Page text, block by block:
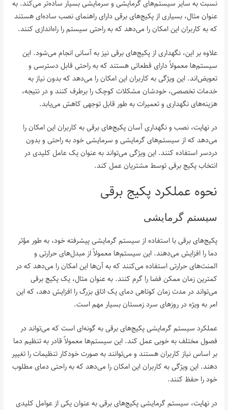
نسبت به سایر سیستم‌های گرمایشی و سرمایشی بسیار ساده‌تر می‌کند. به
عنوان مثال، بسیاری از پکیج‌های برقی دارای راهنمای نصب ساده‌ای هستند
که به کاربران این امکان را می‌دهد که به راحتی سیستم را راه‌اندازی کنند.
علاوه بر این، نگهداری از پکیج‌های برقی نیز به آسانی انجام می‌شود. این
سیستم‌ها معمولاً دارای قطعاتی هستند که به راحتی قابل دسترسی و
تعویض‌اند. این ویژگی به کاربران این امکان را می‌دهد که بدون نیاز به
خدمات تخصصی، خودشان مشکلات کوچک را برطرف کنند و در نتیجه،
هزینه‌های نگهداری و تعمیرات به طور قابل توجهی کاهش می‌یابد.
در نهایت، نصب و نگهداری آسان پکیج‌های برقی به کاربران این امکان را
می‌دهد که از سیستم‌های گرمایشی و سرمایشی خود به راحتی و بدون
دردسر استفاده کنند. این ویژگی می‌تواند به عنوان یک عامل کلیدی در
انتخاب پکیج برقی توسط مشتریان عمل کند.
نحوه عملکرد پکیج برقی
سیستم گرمایشی
پکیج‌های برقی با استفاده از سیستم گرمایشی پیشرفته خود، به طور مؤثر
دما را افزایش می‌دهند. این سیستم‌ها معمولاً از مبدل‌های حرارتی و
المنت‌های حرارتی استفاده می‌کنند که به آن‌ها این امکان را می‌دهد که در
کمترین زمان ممکن فضا را گرم کنند. به عنوان مثال، یک پکیج برقی
می‌تواند در مدت زمان کوتاهی دمای یک اتاق بزرگ را افزایش دهد، که این
امر به ویژه در روزهای سرد زمستان بسیار مهم است.
عملکرد سیستم گرمایشی پکیج‌های برقی به گونه‌ای است که می‌تواند در
فصول مختلف به خوبی عمل کند. این سیستم‌ها معمولاً قادر به تنظیم دما
بر اساس نیاز کاربران هستند و می‌توانند به صورت خودکار تنظیمات را تغییر
دهند. این ویژگی به کاربران این امکان را می‌دهد که به راحتی دمای مطلوب
خود را حفظ کنند.
در نهایت، سیستم گرمایشی پکیج‌های برقی به عنوان یکی از عوامل کلیدی